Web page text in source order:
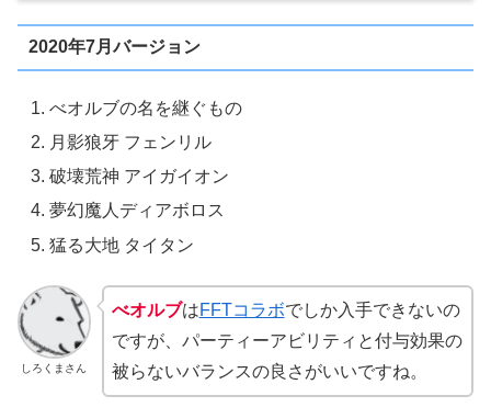
2020年7月バージョン
べオルブの名を継ぐもの
月影狼牙 フェンリル
破壊荒神 アイガイオン
夢幻魔人ディアボロス
猛る大地 タイタン
しろくまさん
べオルブはFFTコラボでしか入手できないの
ですが、パーティーアビリティと付与効果の
被らないバランスの良さがいいですね。